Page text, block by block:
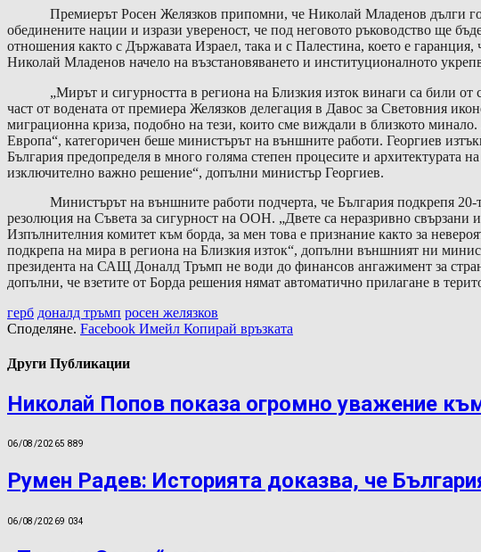
Премиерът Росен Желязков припомни, че Николай Младенов дълги
обединените нации и изрази увереност, че под неговото ръководство ще
отношения както с Държавата Израел, така и с Палестина, което е
Николай Младенов начело на възстановяването и институционалното
„Мирът и сигурността в региона на Близкия изток винаги са били от
част от водената от премиера Желязков делегация в Давос за Световния
миграционна криза, подобно на тези, които сме виждали в близкото
Европа“, категоричен беше министърът на външните работи. Георгиев
България предопределя в много голяма степен процесите и архитектурата
изключително важно решение“, допълни министър Георгиев.
Министърът на външните работи подчерта, че България подкрепя 20-
резолюция на Съвета за сигурност на ООН. „Двете са неразривно свързани
Изпълнителния комитет към борда, за мен това е признание както за
подкрепа на мира в региона на Близкия изток“, допълни външният ни
президента на САЩ Доналд Тръмп не води до финансов ангажимент за
допълни, че взетите от Борда решения нямат автоматично прилагане в
герб доналд тръмп росен желязков
Споделяне. Facebook Имейл Копирай връзката
Други Публикации
Николай Попов показа огромно уважение
06/08/20265 889
Румен Радев: Историята доказва, че
06/08/20269 034